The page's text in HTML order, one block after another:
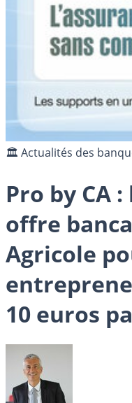
🏛️ Actualités des
Pro by CA
offre
Agricole
10 euros